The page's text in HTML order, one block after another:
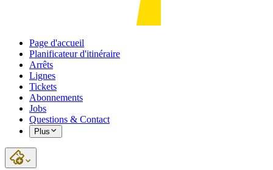
Page d'accueil
Planificateur d'itinéraire
Arrêts
Lignes
Tickets
Abonnements
Jobs
Questions & Contact
Plus